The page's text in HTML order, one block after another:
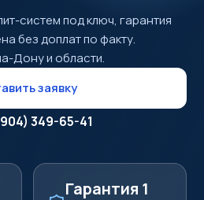
систем под ключ, гарантия
без доплат по факту.
Дону и области.
заявку
349-65-41
Гарантия 1